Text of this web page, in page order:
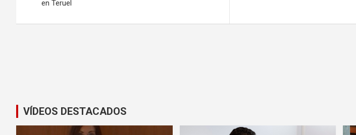
en Teruel
VÍDEOS DESTACADOS